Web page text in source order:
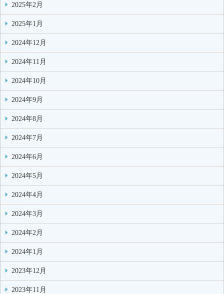
2025年2月
2025年1月
2024年12月
2024年11月
2024年10月
2024年9月
2024年8月
2024年7月
2024年6月
2024年5月
2024年4月
2024年3月
2024年2月
2024年1月
2023年12月
2023年11月